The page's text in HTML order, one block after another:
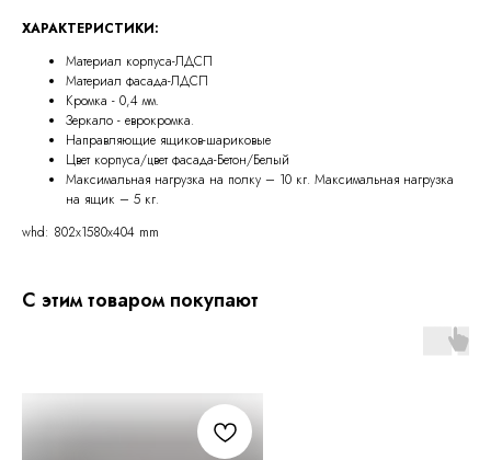
ХАРАКТЕРИСТИКИ:
Материал корпуса-ЛДСП
Материал фасада-ЛДСП
Кромка - 0,4 мм.
Зеркало - еврокромка.
Направляющие ящиков-шариковые
Цвет корпуса/цвет фасада-Бетон/Белый
Максимальная нагрузка на полку – 10 кг. Максимальная нагрузка
на ящик – 5 кг.
whd: 802x1580x404 mm
С этим товаром покупают